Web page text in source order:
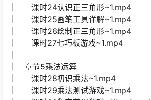
│ 课时24认识正三角形~1.mp4
│ 课时25画笔工具详解~1.mp4
│ 课时26绘制正三角形~1.mp4
│ 课时27七巧板游戏~1.mp4
├─章节5乘法运算
│ 课时28初识乘法~1.mp4
│ 课时29乘法测试游戏~1.mp4